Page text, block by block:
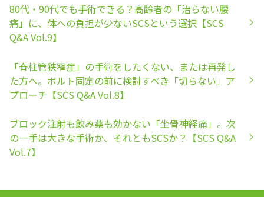
80代・90代でも手術できる？高齢者の「治らない腰
痛」に、体への負担が少ないSCSという選択【SCS
Q&A Vol.9】
「脊柱管狭窄症」の手術をしたくない、または再発し
た方へ。ボルト固定の前に検討すべき「切らない」ア
プローチ【SCS Q&A Vol.8】
ブロック注射も飲み薬も効かない「坐骨神経痛」。次
の一手は大きな手術か、それともSCSか？【SCS Q&A
Vol.7】